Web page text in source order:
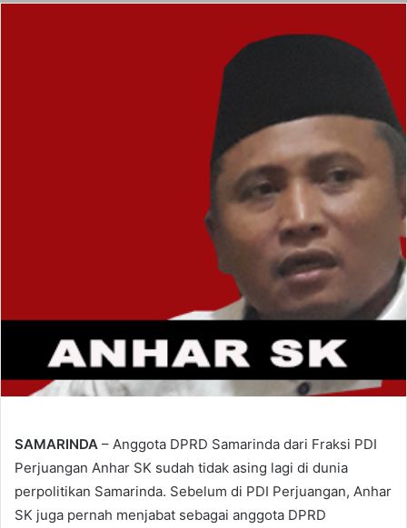
SAMARINDA – Anggota DPRD Samarinda dari Fraksi PDI
Perjuangan Anhar SK sudah tidak asing lagi di dunia
perpolitikan Samarinda. Sebelum di PDI Perjuangan, Anhar
SK juga pernah menjabat sebagai anggota DPRD